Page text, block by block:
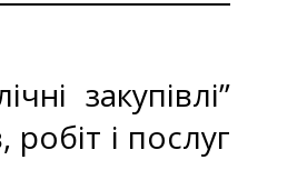
закупівлі”
і послуг